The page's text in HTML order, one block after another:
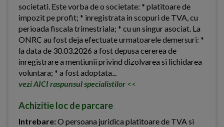
societati. Este vorba de o societate: * platitoare de
impozit pe profit; * inregistrata in scopuri de TVA, cu
perioada fiscala trimestriala; * cu un singur asociat. La
ONRC au fost deja efectuate urmatoarele demersuri: *
la data de 30.03.2026 a fost depusa cererea de
inregistrare a mentiunii privind dizolvarea si lichidarea
voluntara; * a fost adoptata...
vezi AICI raspunsul specialistilor <<
Achizitie loc de parcare
Intrebare:O persoana juridica platitoare de TVA si